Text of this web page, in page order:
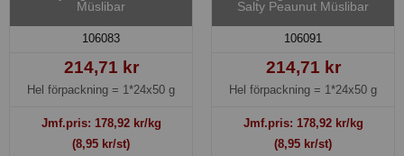
Müslibar
106083
214,71 kr
Hel förpackning = 1*24x50 g
Jmf.pris: 178,92kr/kg
(8,95 kr/st)
Salty Peaunut Müslibar
106091
214,71 kr
Hel förpackning = 1*24x50 g
Jmf.pris: 178,92kr/kg
(8,95 kr/st)